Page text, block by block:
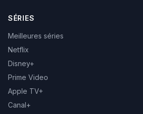
SÉRIES
Meilleures séries
Netflix
Disney+
Prime Video
Apple TV+
Canal+